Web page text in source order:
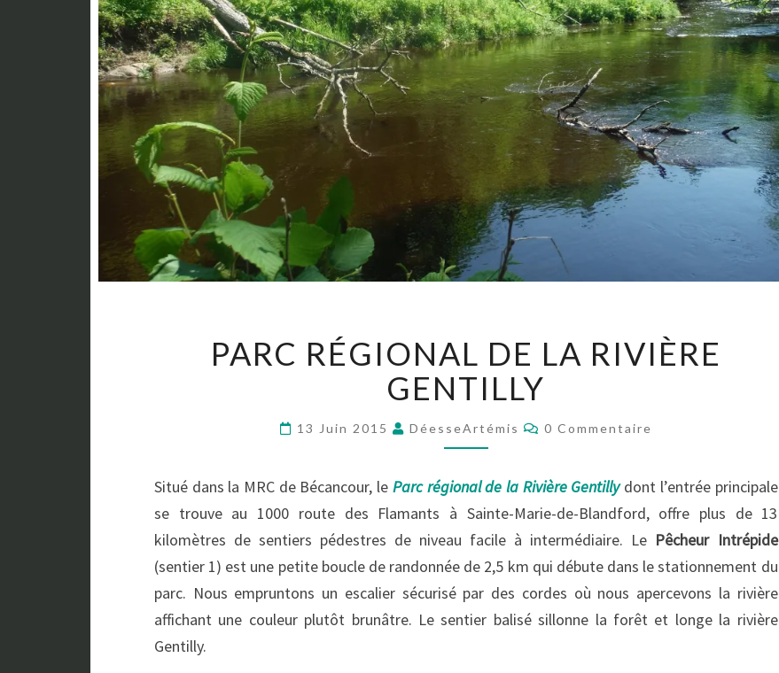
R
C
I
O
N
A
L
D
E
PARC RÉGIONAL DE LA RIVIÈRE
GENTILLY
13 Juin 2015 DéesseArtémis
C
O
E
N
T
A
R
S
0 Commentaire
Situé dans la MRC de Bécancour, le Parc régional de la Rivière Gentillydont l’entrée principale
se trouve au 1000 route des Flamants à Sainte-Marie-de-Blandford, offre plus de 13
kilomètres de sentiers pédestres de niveau facile à intermédiaire. Le Pêcheur Intrépide
(sentier 1) est une petite boucle de randonnée de 2,5 km qui débute dans le stationnement du
parc. Nous empruntons un escalier sécurisé par des cordes où nous apercevons la rivière
affichant une couleur plutôt brunâtre. Le sentier balisé sillonne la forêt et longe la rivière
Gentilly.